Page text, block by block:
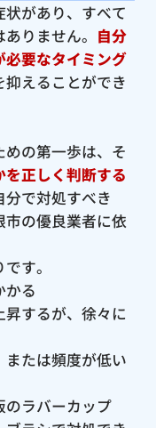
状があり、すべて
りません。 自分
必要なタイミング
えることができ
めの第一歩は、そ
正しく判断する
で対処すべき
の優良業者に依
す。
かる
するが、徐々に
たは頻度が低い
のラバーカップ